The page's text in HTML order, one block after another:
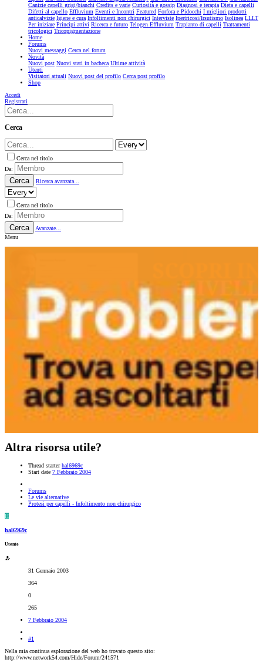
Canizie capelli grigi/bianchi Credits e varie Curiosità e gossip Diagnosi e terapia Dieta e capelli
Difetti al capello Effluvium Eventi e Incontri Featured Forfora e Pidocchi I migliori prodotti
anticalvizie Igiene e cura Infoltimenti non chirurgici Interviste Ipertricosi/Irsutismo Isolinea LLLT
Per iniziare Principi attivi Ricerca e futuro Telogen Effluvium Trapianto di capelli Trattamenti
tricologici Tricopigmentazione
Home
Forums
Nuovi messaggi Cerca nel forum
Novità
Nuovi post Nuovi stati in bacheca Ultime attività
Utenti
Visitatori attuali Nuovi post del profilo Cerca post profilo
Shop
Accedi
Registrati
Cerca
Cerca nel titolo
Da:
Cerca Ricerca avanzata...
Cerca nel titolo
Da:
Cerca
Avanzate...
Menu
Altra risorsa utile?
Thread starter hal6969c
Start date 7 Febbraio 2004
Forums
Le vie alternative
Protesi per capelli - Infoltimento non chirurgico
H
hal6969c
Utente
31 Gennaio 2003
364
0
265
7 Febbraio 2004
#1
Nella mia continua esplorazione del web ho trovato questo sito:
http://www.network54.com/Hide/Forum/241571